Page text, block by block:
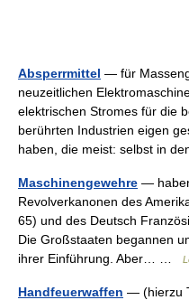
Absperrmittel — für
neuzeitlichen
elektrischen Stromes für die
berührten Industrien eigen
haben, die meist: selbst in
Maschinengewehre —
Revolverkanonen des
65) und des Deutsch
Die Großstaaten begannen
ihrer Einführung. Aber… …
Handfeuerwaffen — (hierzu